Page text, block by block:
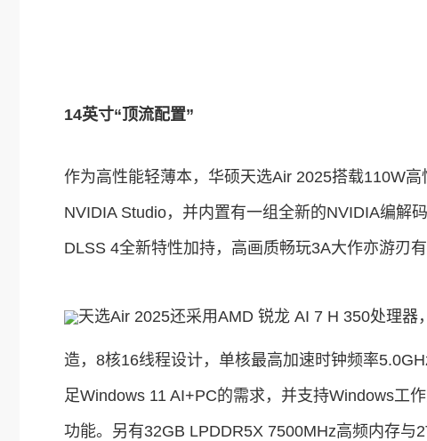
14英寸“顶流配置”
作为高性能轻薄本，华硕天选Air 2025搭载110W
NVIDIA Studio，并内置有一组全新的NVIDIA编解
DLSS 4全新特性加持，高画质畅玩3A大作亦游刃有
天选Air 2025还采用AMD 锐龙 AI 7 H 350处理器
造，8核16线程设计，单核最高加速时钟频率
足Windows 11 AI+PC的需求，并支持Windows工
功能。另有32GB LPDDR5X 7500MHz高频内存